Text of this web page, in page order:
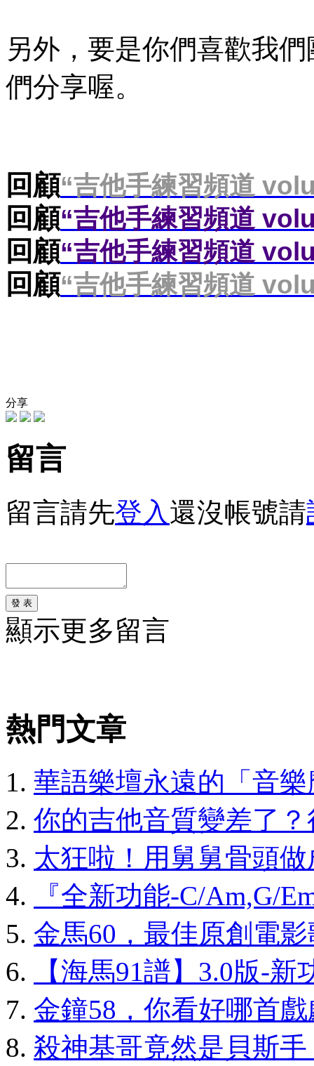
另外，要是你們喜歡我
們分享喔。
回顧“吉他手練習頻道
回顧“吉他手練習頻道
回顧“吉他手練習頻道
回顧“吉他手練習頻道
分享
留言
留言請先登入還沒帳號請
發 表
顯示更多留言
熱門文章
華語樂壇永遠的「音
你的吉他音質變差了
太狂啦！用舅舅骨頭
『全新功能-C/Am,G/
金馬60，最佳原創電
【海馬91譜】3.0版-
金鐘58，你看好哪首
殺神基哥竟然是貝斯